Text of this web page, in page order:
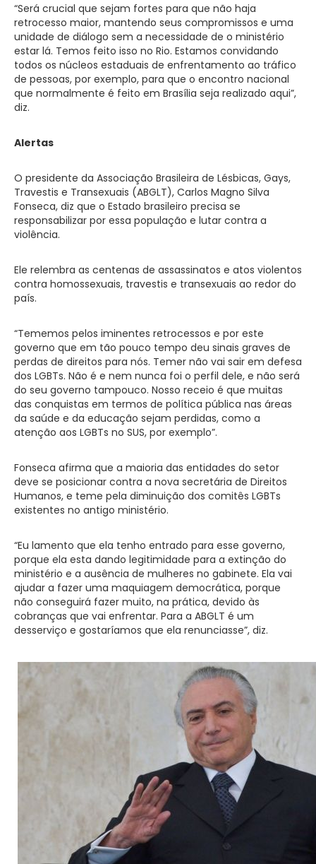
“Será crucial que sejam fortes para que não haja
retrocesso maior, mantendo seus compromissos e uma
unidade de diálogo sem a necessidade de o ministério
estar lá. Temos feito isso no Rio. Estamos convidando
todos os núcleos estaduais de enfrentamento ao tráfico
de pessoas, por exemplo, para que o encontro nacional
que normalmente é feito em Brasília seja realizado aqui”,
diz.
Alertas
O presidente da Associação Brasileira de Lésbicas, Gays,
Travestis e Transexuais (ABGLT), Carlos Magno Silva
Fonseca, diz que o Estado brasileiro precisa se
responsabilizar por essa população e lutar contra a
violência.
Ele relembra as centenas de assassinatos e atos violentos
contra homossexuais, travestis e transexuais ao redor do
país.
“Tememos pelos iminentes retrocessos e por este
governo que em tão pouco tempo deu sinais graves de
perdas de direitos para nós. Temer não vai sair em defesa
dos LGBTs. Não é e nem nunca foi o perfil dele, e não será
do seu governo tampouco. Nosso receio é que muitas
das conquistas em termos de política pública nas áreas
da saúde e da educação sejam perdidas, como a
atenção aos LGBTs no SUS, por exemplo”.
Fonseca afirma que a maioria das entidades do setor
deve se posicionar contra a nova secretária de Direitos
Humanos, e teme pela diminuição dos comitês LGBTs
existentes no antigo ministério.
“Eu lamento que ela tenho entrado para esse governo,
porque ela esta dando legitimidade para a extinção do
ministério e a ausência de mulheres no gabinete. Ela vai
ajudar a fazer uma maquiagem democrática, porque
não conseguirá fazer muito, na prática, devido às
cobranças que vai enfrentar. Para a ABGLT é um
desserviço e gostaríamos que ela renunciasse”, diz.